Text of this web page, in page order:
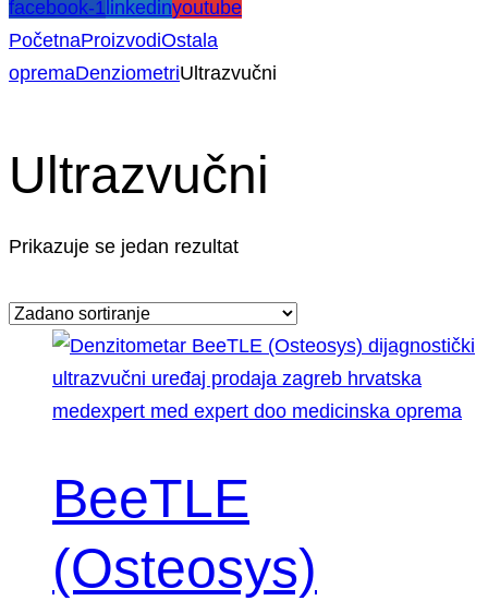
facebook-1 linkedinyoutube
PočetnaProizvodiOstala
opremaDenziometriUltrazvučni
Ultrazvučni
Prikazuje se jedan rezultat
BeeTLE
(Osteosys)